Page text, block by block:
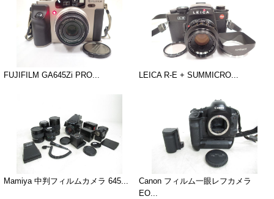
FUJIFILM GA645Zi PRO... LEICA R-E + SUMMICRO...
Mamiya 中判フィルムカメラ 645...
Canon フィルム一眼レフカメラ
EO...